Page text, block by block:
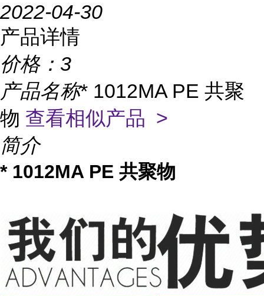
2022-04-30
产品详情
价格： 3
产品名称* 1012MA PE 共聚
物 查看相似产品 >
简介
* 1012MA PE 共聚物